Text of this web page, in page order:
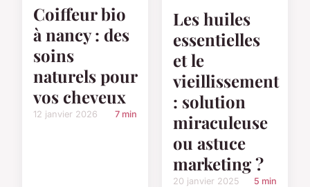
Coiffeur bio
à nancy : des
soins
naturels pour
vos cheveux
12 janvier 2026 7 min
Les huiles
essentielles
et le
vieillissement
: solution
miraculeuse
ou astuce
marketing ?
20 janvier 2025 5 min